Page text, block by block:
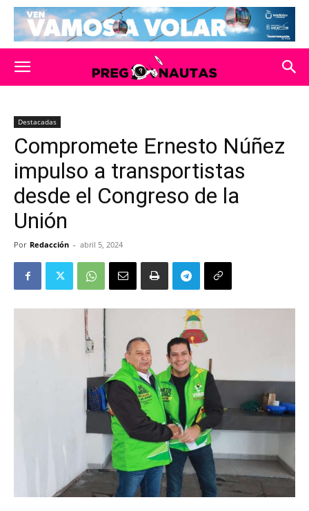
Destacadas
Compromete Ernesto Núñez
impulso a transportistas
desde el Congreso de la
Unión
Por Redacción - abril 5, 2024